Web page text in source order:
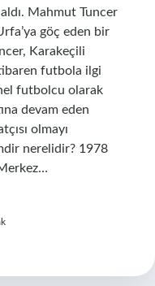
Mahmut Tuncer
göç eden bir
Karakeçili
futbola ilgi
futbolcu olarak
devam eden
olmayı
nerelidir? 1978